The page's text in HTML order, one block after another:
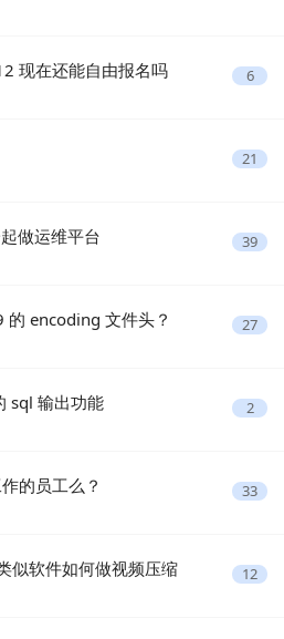
现在还能自由报名吗 6
21
做运维平台 39
encoding 文件头？ 27
sql 输出功能 2
的员工么？ 33
似软件如何做视频压缩 12